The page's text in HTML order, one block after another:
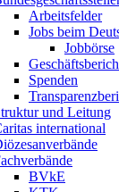
Arbeitsfelder
Jobs beim
Jobbörse
Spenden
und Leitung
international
BVkE